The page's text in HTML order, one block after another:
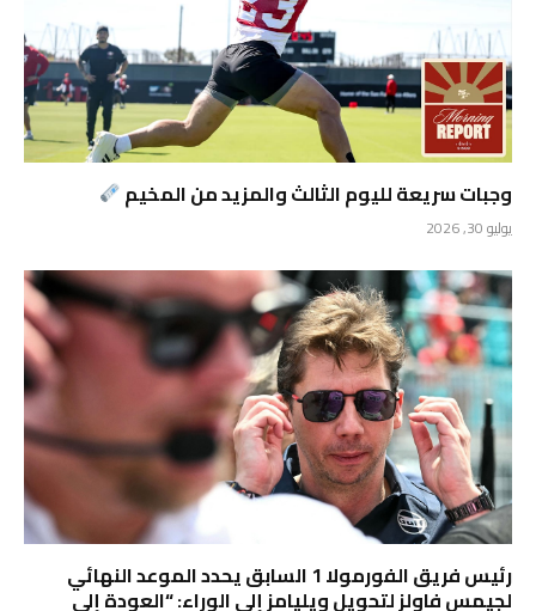
وجبات سريعة لليوم الثالث والمزيد من المخيم
يوليو 30, 2026
رئيس فريق الفورمولا 1 السابق يحدد الموعد النهائي
لجيمس فاولز لتحويل ويليامز إلى الوراء: “العودة إلى